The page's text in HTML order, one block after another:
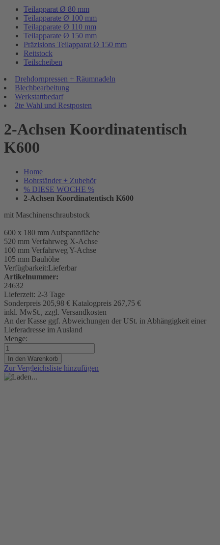
Teilapparat Ø 80 mm
Teilapparate Ø 100 mm
Teilapparate Ø 110 mm
Teilapparate Ø 150 mm
Präzisions Teilapparat Ø 150 mm
Reitstock
Teilscheiben
Drehdornpressen + Räumnadeln
Blechbearbeitung
Werkstattbedarf
2te Wahl und Restposten
2-Achsen Koordinatentisch
K600
Home
Bohrständer + Zubehör
% DIESE WOCHE %
2-Achsen Koordinatentisch K600
mit Maschinenschraubstock
600 x 180 mm Aufspannfläche
520 mm Verfahrweg X-Achse
100 mm Verfahrweg Y-Achse
105 mm Bauhöhe
Verfügbarkeit:Lieferbar
Artikelnummer:
24632
Lieferzeit: 2-3 Tage
Sonderpreis 205,98 € Katalogpreis 267,75 €
inkl. MwSt., zzgl. Versandkosten
An der Kasse ggf. Abweichungen der USt. in Abhängigkeit einer
Lieferadresse im Ausland
Menge:
In den Warenkorb
Zur Vergleichsliste hinzufügen